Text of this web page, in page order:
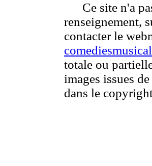
Ce site n'a
renseignement,
contacter le
totale ou
images issues
dans le